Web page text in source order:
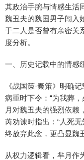
其政治手腕与情感生活
魏丑夫的魏国男子闯入
于二人是否曾有亲密关
度分析。
一、历史记载中的情感
《战国策·秦策》明确
病重时下令：“为我葬
月对魏丑夫的强烈依赖
芮劝谏时指出：“人死
终放弃此念，更凸显魏
从权力逻辑看，芈月作